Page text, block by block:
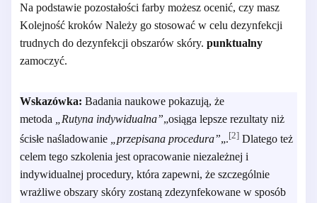
Na podstawie pozostałości farby możesz ocenić, czy masz
Kolejność kroków Należy go stosować w celu dezynfekcji
trudnych do dezynfekcji obszarów skóry. punktualny
zamoczyć.
Wskazówka: Badania naukowe pokazują, że
metoda
„Rutyna indywidualna”„osiąga lepsze rezultaty niż
ścisłe naśladowanie
„przepisana procedura”„.[2] Dlatego też
celem tego szkolenia jest opracowanie niezależnej i
indywidualnej procedury, która zapewni, że szczególnie
wrażliwe obszary skóry zostaną zdezynfekowane w sposób